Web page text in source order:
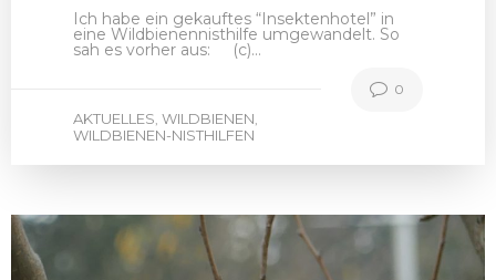
Ich habe ein gekauftes “Insektenhotel” in
eine Wildbienennisthilfe umgewandelt. So
sah es vorher aus: (c)…
AKTUELLES WILDBIENEN
WILDBIENEN-NISTHILFEN
0